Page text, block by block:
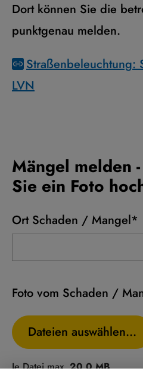
Dort können Sie die
punktgenau melden.
Straßenbeleuchtung:
LVN
Mängel melden
Sie ein Foto
Ort Schaden / Mangel*
Foto vom Schaden /
Dateien auswählen…
Je Datei max.20,0 MB